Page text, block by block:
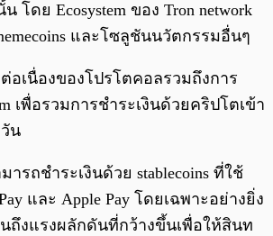
โดย Ecosystem ของ Tron network
และโซลูชันนวัตกรรมอื่นๆ
อเนื่องของโปรโตคอลรวมถึงการ
เพื่อรวมการชำระเงินด้วยคริปโตเข้า
น
รถชำระเงินด้วย stablecoins ที่ใช้
และ Apple Pay โดยเฉพาะอย่างยิ่ง
งแรงผลักดันที่กว้างขึ้นเพื่อให้สินท